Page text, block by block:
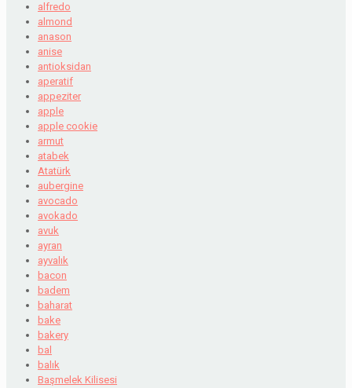
alfredo
almond
anason
anise
antioksidan
aperatif
appeziter
apple
apple cookie
armut
atabek
Atatürk
aubergine
avocado
avokado
avuk
ayran
ayvalık
bacon
badem
baharat
bake
bakery
bal
balık
Başmelek Kilisesi